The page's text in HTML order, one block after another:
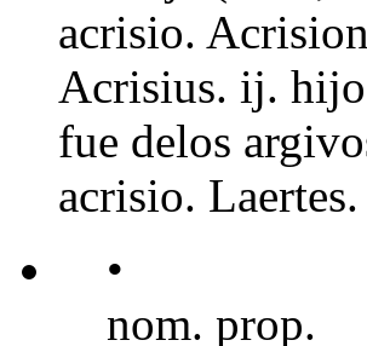
acrisio.
Acrisius. ij.
fue delos
acrisio.
•
nom. prop.